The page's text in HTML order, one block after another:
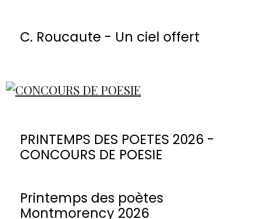
C. Roucaute - Un ciel offert
PRINTEMPS DES POETES 2026 -
CONCOURS DE POESIE
Printemps des poètes
Montmorency 2026